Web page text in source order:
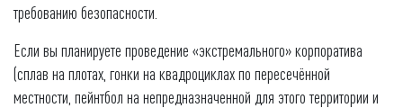
требованию безопасности.
Если вы планируете проведение «экстремального» корпоратива
(сплав на плотах, гонки на квадроциклах по пересечённой
местности, пейнтбол на непредназначенной для этого территории и